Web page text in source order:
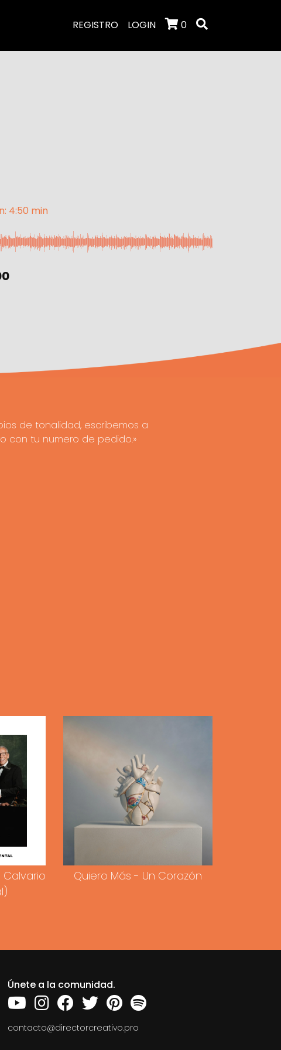
REGISTRO LOGIN 0
4:50 min
de tonalidad, escribemos a
con tu numero de pedido.»
Calvario
Quiero Más - Un Corazón
Únete a la comunidad.
contacto@directorcreativo.pro